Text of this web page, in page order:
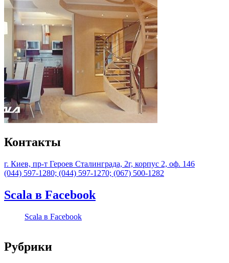
Контакты
г. Киев, пр-т Героев Сталинграда, 2г, корпус 2, оф. 146
(044) 597-1280; (044) 597-1270; (067) 500-1282
Scala в Facebook
Scala в Facebook
Рубрики